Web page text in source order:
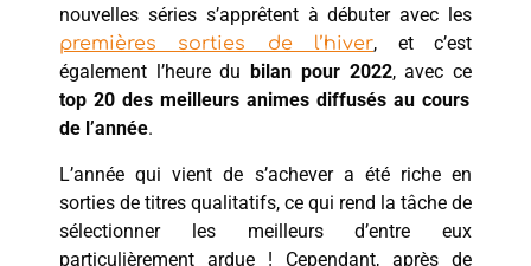
nouvelles séries s’apprêtent à débuter avec les
premières sorties de l’hiver, et c’est
également l’heure dubilan pour 2022, avec ce
top 20 des meilleurs animes diffusés au cours
de l’année.
L’année qui vient de s’achever a été riche en
sorties de titres qualitatifs, ce qui rend la tâche de
sélectionner les meilleurs d’entre eux
particulièrement ardue ! Cependant, après de